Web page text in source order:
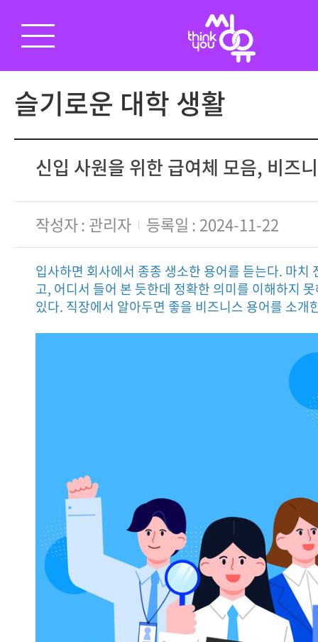
슬기로운 대학 생활
신입 사원을 위한 급여체 모음, 비즈
작성자 관리자 등록일 2024-11-22
입사하면 회사에서 종종 생소한 용어를 듣는다. 마치
고, 어디서 들어 본 듯한데 정확한 의미를 이해하지
있다. 직장에서 알아두면 좋을 비즈니스 용어를 소개